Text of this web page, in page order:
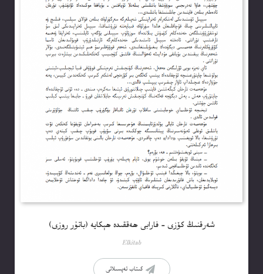
شەرقنىڭ كۆزى – فارابى ھەققىدە ھېكايە (باتۇر روزى)
Elkitab
كىتاب تەپسىلاتى